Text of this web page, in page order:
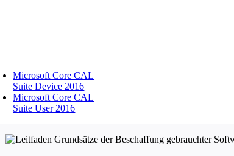
Microsoft Core CAL
Suite Device 2016
Microsoft Core CAL
Suite User 2016